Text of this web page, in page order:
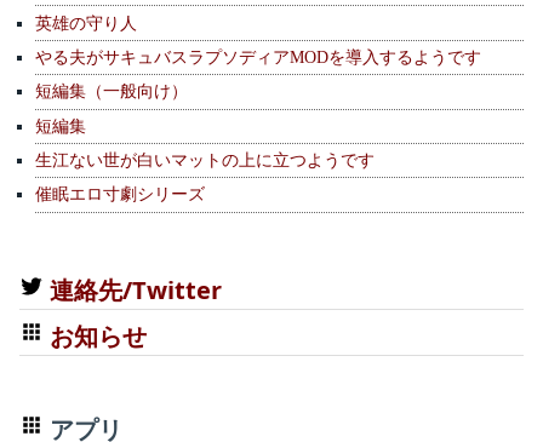
英雄の守り人
やる夫がサキュバスラプソディアMODを導入するようです
短編集（一般向け）
短編集
生江ない世が白いマットの上に立つようです
催眠エロ寸劇シリーズ
連絡先/Twitter
お知らせ
アプリ